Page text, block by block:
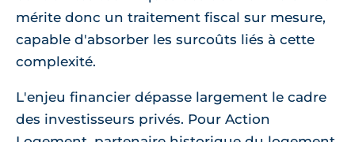
mérite donc un traitement fiscal sur mesure,
capable d'absorber les surcoûts liés à cette
complexité.
L'enjeu financier dépasse largement le cadre
des investisseurs privés. Pour Action